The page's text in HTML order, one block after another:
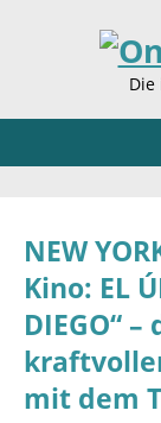
NEW
Kino: EL
DIEGO“
mit dem